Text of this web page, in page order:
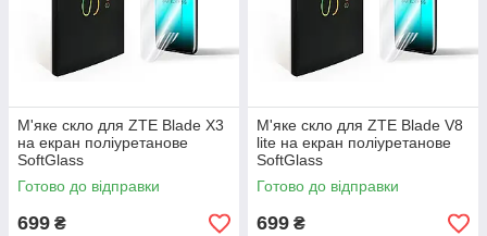
М'яке скло для ZTE Blade X3
на екран поліуретанове
SoftGlass
Готово до відправки
699 ₴
М'яке скло для ZTE Blade V8
lite на екран поліуретанове
SoftGlass
Готово до відправки
699 ₴